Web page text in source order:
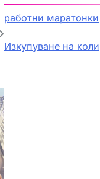
работни маратонки
Изкупуване на коли